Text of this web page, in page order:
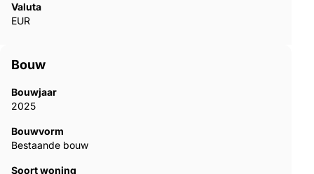
Valuta
EUR
Bouw
Bouwjaar
2025
Bouwvorm
Bestaande bouw
Soort woning